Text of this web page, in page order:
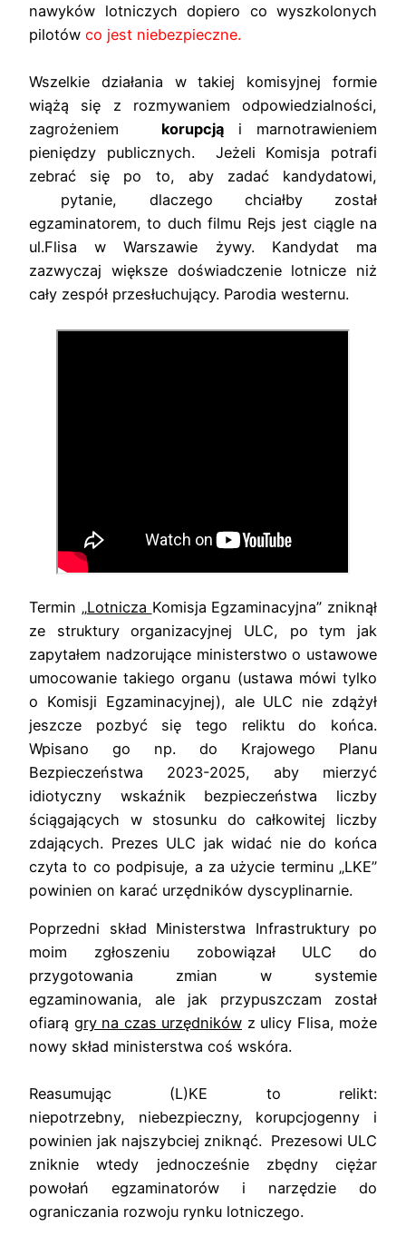
nawyków lotniczych dopiero co wyszkolonych
pilotów co jest niebezpieczne.
Wszelkie działania w takiej komisyjnej formie
wiążą się z rozmywaniem odpowiedzialności,
zagrożeniem korupcją i marnotrawieniem
pieniędzy publicznych. Jeżeli Komisja potrafi
zebrać się po to, aby zadać kandydatowi,
pytanie, dlaczego chciałby został
egzaminatorem, to duch filmu Rejs jest ciągle na
ul.Flisa w Warszawie żywy. Kandydat ma
zazwyczaj większe doświadczenie lotnicze niż
cały zespół przesłuchujący. Parodia westernu.
Termin „Lotnicza Komisja Egzaminacyjna” zniknął
ze struktury organizacyjnej ULC, po tym jak
zapytałem nadzorujące ministerstwo o ustawowe
umocowanie takiego organu (ustawa mówi tylko
o Komisji Egzaminacyjnej), ale ULC nie zdążył
jeszcze pozbyć się tego reliktu do końca.
Wpisano go np. do Krajowego Planu
Bezpieczeństwa 2023-2025, aby mierzyć
idiotyczny wskaźnik bezpieczeństwa liczby
ściągających w stosunku do całkowitej liczby
zdających. Prezes ULC jak widać nie do końca
czyta to co podpisuje, a za użycie terminu „LKE”
powinien on karać urzędników dyscyplinarnie.
Poprzedni skład Ministerstwa Infrastruktury po
moim zgłoszeniu zobowiązał ULC do
przygotowania zmian w systemie
egzaminowania, ale jak przypuszczam został
ofiarą gry na czas urzędników z ulicy Flisa, może
nowy skład ministerstwa coś wskóra.
Reasumując (L)KE to relikt:
niepotrzebny, niebezpieczny, korupcjogenny i
powinien jak najszybciej zniknąć. Prezesowi ULC
zniknie wtedy jednocześnie zbędny ciężar
powołań egzaminatorów i narzędzie do
ograniczania rozwoju rynku lotniczego.